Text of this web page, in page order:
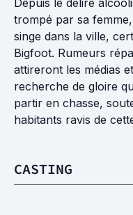
Depuis le délire
trompé par sa
singe dans la ville,
Bigfoot. Rumeurs
attireront les médias
recherche de gloire
partir en chasse,
habitants ravis de
CASTING